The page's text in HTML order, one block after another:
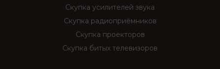
Скупка усилителей звука
Скупка радиоприёмников
Скупка проекторов
Скупка битых телевизоров